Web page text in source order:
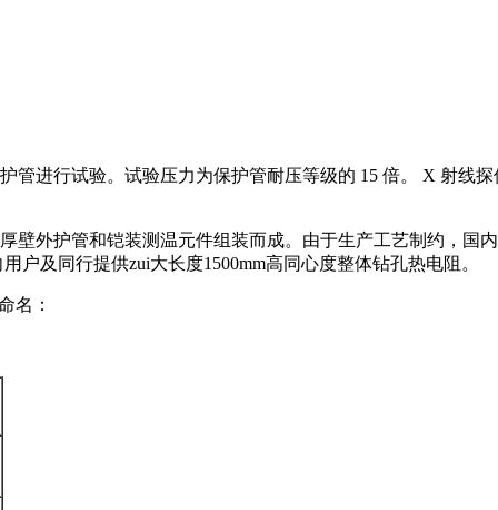
管进行试验。试验压力为保护管耐压等级的 15 倍。 X 射线
厚壁外护管和铠装测温元件组装而成。由于生产工艺制约
用户及同行提供zui大长度1500mm高同心度整体钻孔热电阻。
：